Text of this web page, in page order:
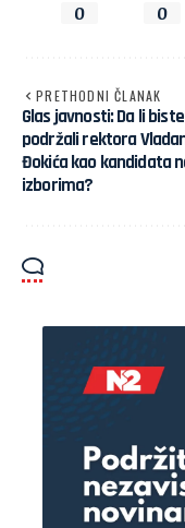
0 0
PRETHODNI ČLANAK
Glas javnosti: Da li biste
podržali rektora
Đokića kao kandidata
izborima?